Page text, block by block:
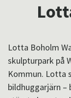
Hubbar
Lotta Boholm
skulpturpark på
Kommun. Lotta
bildhuggarjärn –